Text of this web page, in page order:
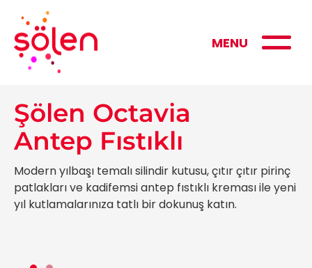
MENU
Şölen Octavia
Antep Fıstıklı
Modern yılbaşı temalı silindir kutusu, çıtır çıtır pirinç
patlakları ve kadifemsi antep fıstıklı kreması ile yeni
yıl kutlamalarınıza tatlı bir dokunuş katın.